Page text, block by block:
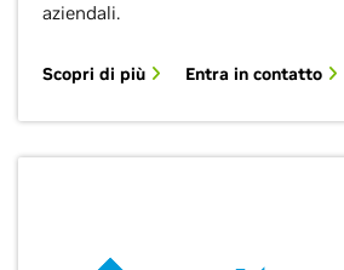
aziendali.
Scopri di più Entra in contatto